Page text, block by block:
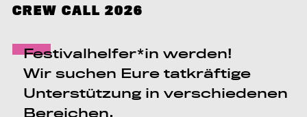
CREW CALL 2026
Festivalhelfer*in werden!
Wir suchen Eure tatkräftige
Unterstützung in verschiedenen
Bereichen.